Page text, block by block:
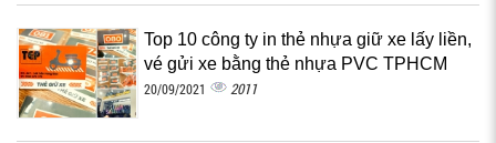
Top 10 công ty in thẻ nhựa giữ xe lấy liền,
vé gửi xe bằng thẻ nhựa PVC TPHCM
20/09/2021 2011